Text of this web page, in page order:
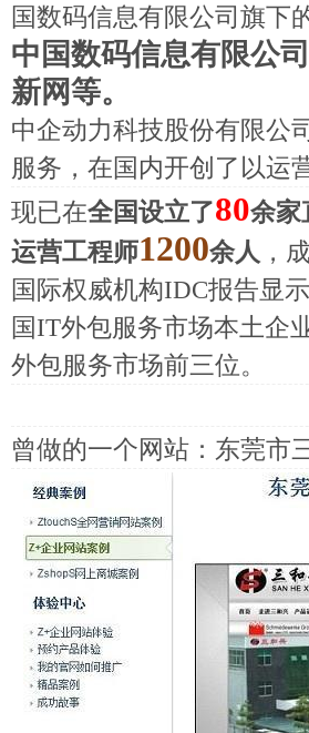
国数码信息有限公司旗下
中国数码信息有限公
新网等。
中企动力科技股份有限公
服务，在国内开创了以运
现已在全国设立了80余家
运营工程师1200余人 ，
国际权威机构IDC报告显
国IT外包服务市场本土企
外包服务市场前三位。
曾做的一个网站：东莞市